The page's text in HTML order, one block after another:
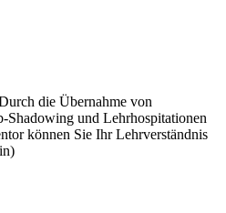
die Übernahme von
Shadowing und Lehrhospitationen
können Sie Ihr Lehrverständnis